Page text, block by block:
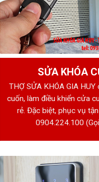
SỬA KHÓA
THỢ SỬA KHÓA GIA
cuốn, làm điều khiển cửa
rẻ. Đặc biệt, phục vụ
0904.224.100